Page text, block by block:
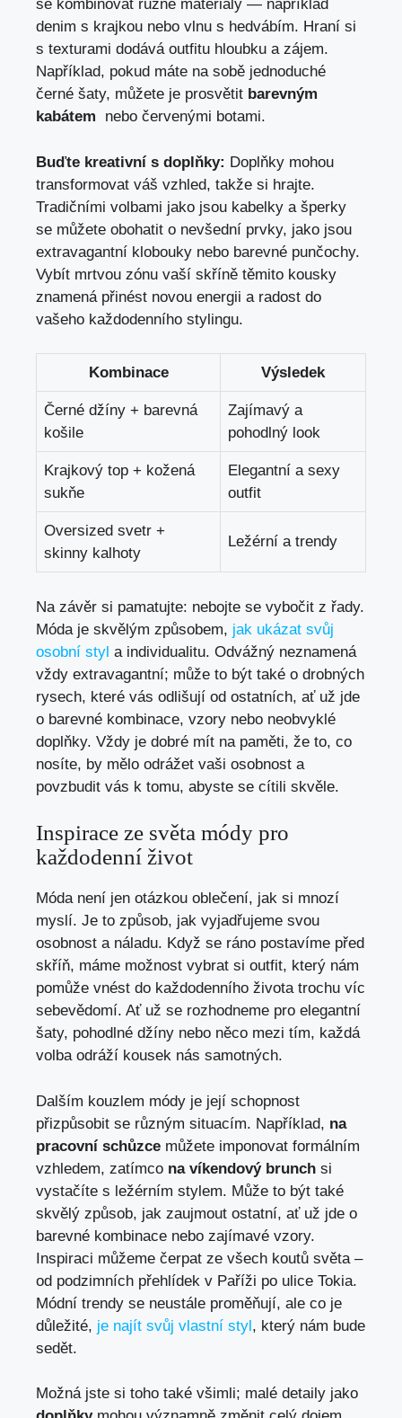
se kombinovat‍ různé ​materiály — například
denim s krajkou nebo vlnu s hedvábím. Hraní‌ si
s texturami dodává⁤ outfitu hloubku a zájem.
Například, pokud máte na sobě jednoduché
černé šaty, můžete je ​prosvětit barevným
kabátem ‌ nebo červenými botami.
Buďte kreativní s ‌doplňky: Doplňky mohou
transformovat váš vzhled, takže si hrajte.
Tradičními volbami jako jsou kabelky⁤ a šperky
se můžete obohatit ⁢o nevšední prvky, jako jsou
extravagantní klobouky‍ nebo barevné punčochy.
Vybít mrtvou zónu ‌vaší skříně ‍těmito kousky
znamená přinést novou energii ⁣a radost do
vašeho každodenního stylingu.
Kombinace Výsledek
Černé džíny + barevná‌
košile
Zajímavý a
pohodlný look
Krajkový top + kožená
sukňe
Elegantní a ⁤sexy
outfit
Oversized⁣ svetr +
skinny kalhoty
Ležérní a trendy
Na závěr si pamatujte: nebojte ⁤se vybočit z řady.
Móda je skvělým způsobem,‍ jak ukázat svůj
osobní styl a individualitu. Odvážný neznamená
vždy extravagantní; ​může to⁤ být také o ⁣drobných
rysech, ⁢které vás odlišují od ostatních, ať už ⁢jde
⁣o barevné kombinace, vzory nebo neobvyklé
doplňky. Vždy je dobré mít na paměti, že to, co
nosíte, by mělo odrážet vaši ⁣osobnost a
povzbudit vás k tomu, abyste se cítili skvěle.
Inspirace ze světa módy pro
každodenní život
Móda není jen otázkou ‍oblečení, jak si mnozí
‌myslí. Je ‌to způsob, jak vyjadřujeme svou
osobnost a náladu. Když se ráno postavíme před
skříň, máme možnost vybrat si outfit, který nám
pomůže​ vnést do každodenního života trochu víc
sebevědomí. Ať už se rozhodneme pro elegantní
šaty, pohodlné džíny nebo něco mezi tím, každá
volba odráží kousek⁤ nás samotných.
Dalším ⁤kouzlem módy je její schopnost ​
přizpůsobit se různým situacím. Například, na
pracovní schůzce můžete ​imponovat⁣ formálním
vzhledem, zatímco na ‍víkendový brunch si
vystačíte s ležérním stylem. Může to být také
skvělý způsob, jak zaujmout ostatní, ať už jde o
barevné‍ kombinace nebo zajímavé vzory.
Inspiraci můžeme čerpat ze všech koutů světa –
od podzimních přehlídek v Paříži po ulice Tokia.
Módní trendy se neustále proměňují, ale co‌ je
důležité, je najít svůj vlastní styl, který nám bude
sedět.
Možná jste si toho ‌také všimli; malé detaily jako